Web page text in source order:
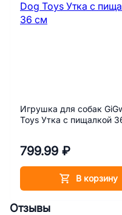
Игрушка для собак
Toys Утка с пищалкой
799.99 ₽
В корзину
Отзывы